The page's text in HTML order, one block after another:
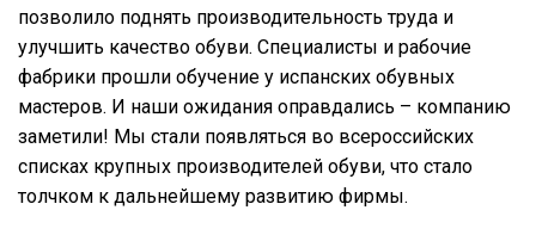
позволило поднять производительность труда и
улучшить качество обуви. Специалисты и рабочие
фабрики прошли обучение у испанских обувных
мастеров. И наши ожидания оправдались – компанию
заметили! Мы стали появляться во всероссийских
списках крупных производителей обуви, что стало
толчком к дальнейшему развитию фирмы.